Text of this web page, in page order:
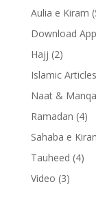
Aulia e Kiram
Download App
Hajj (2)
Islamic Articles
Naat &
Ramadan (4)
Sahaba e
Tauheed (4)
Video (3)